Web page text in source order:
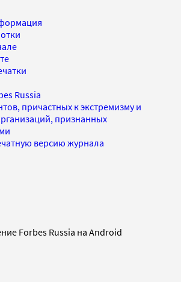
Russia
причастных к экстремизму и
признанных
версию журнала
Forbes Russia на Android